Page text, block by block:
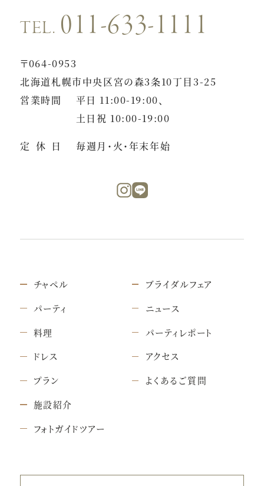
TEL. 011-633-1111
〒064-0953
北海道札幌市中央区宮の森3条10丁目3-25
営業時間
平日 11:00-19:00、
土日祝 10:00-19:00
定休日 毎週月・火・年末年始
チャペル
パーティ
料理
ドレス
プラン
施設紹介
フォトガイドツアー
ブライダルフェア
ニュース
パーティレポート
アクセス
よくあるご質問